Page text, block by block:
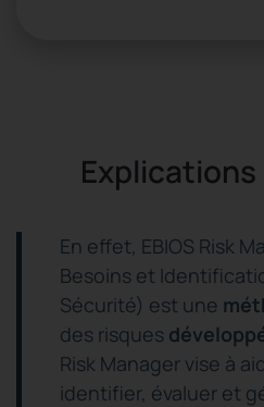
En effet, EBIOS Risk
Besoins et
Sécurité) est une
des risques
Risk Manager vise à
identifier, évaluer et